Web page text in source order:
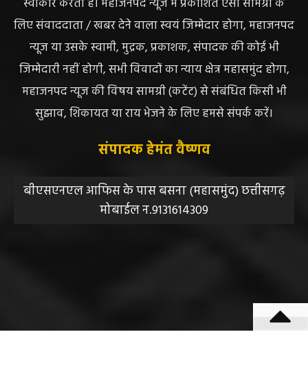
लिए संवाददाता / खबर देने वाला स्वयं जिम्मेदार होगा, महाजनपद
न्यूज या उसके स्वामी, मुद्रक, प्रकाशक, संपादक की कोई भी
जिम्मेदारी नहीं होगी, सभी विवादों का न्याय क्षेत्र महासमुंद होगा,
महाजनपद न्यूज की विषय सामग्री (कटेंट) से संबंधित किसी भी
सुझाव, शिकायत या राय भेजने के लिए हमसे संपर्क करें।
संपादक हेमंत वैष्णव
बीएसएनएल आफिस के पास बसना (महासमुंद) छत्तीसगढ़
मोबाईल न.9131614309